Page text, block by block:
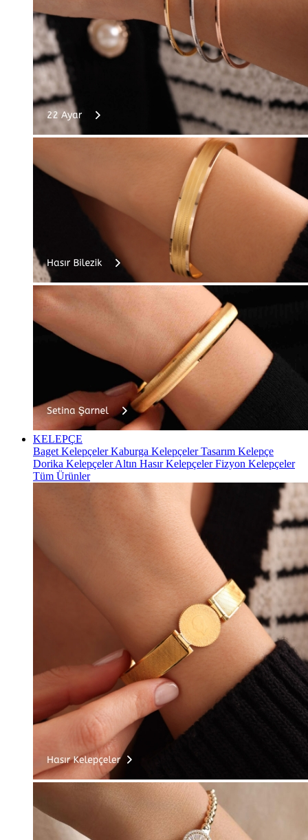
KELEPÇE
Baget KelepçelerKaburga KelepçelerTasarım Kelepçe
Dorika KelepçelerAltın Hasır KelepçelerFizyon Kelepçeler
Tüm Ürünler